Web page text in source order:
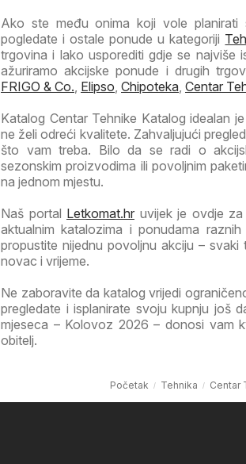
Ako ste među onima koji vole planirati
pogledate i ostale ponude u kategoriji
trgovina i lako usporediti gdje se najviše
ažuriramo akcijske ponude i drugih
FRIGO & Co. Elipso Chipoteka Centar
Katalog Centar Tehnike Katalog idealan
ne želi odreći kvalitete. Zahvaljujući
što vam treba. Bilo da se radi o
sezonskim proizvodima ili povoljnim
na jednom mjestu.
Naš portal Letkomat.hr uvijek je ovdje
aktualnim katalozima i ponudama
propustite nijednu povoljnu akciju –
novac i vrijeme.
Ne zaboravite da katalog vrijedi
pregledate i isplanirate svoju kupnju još
mjeseca – Kolovoz 2026 – donosi vam
obitelj.
Početak Tehnika Centar